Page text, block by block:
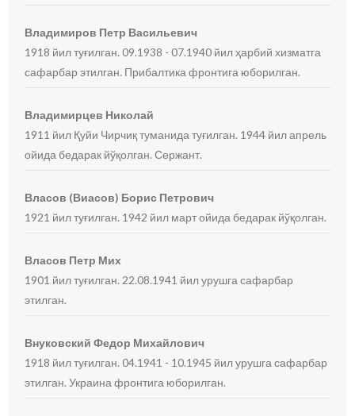
Владимиров Петр Васильевич
1918 йил туғилган. 09.1938 - 07.1940 йил ҳарбий хизматга
сафарбар этилган. Прибалтика фронтига юборилган.
Владимирцев Николай
1911 йил Қуйи Чирчиқ туманида туғилган. 1944 йил апрель
ойида бедарак йўқолган. Сержант.
Власов (Виасов) Борис Петрович
1921 йил туғилган. 1942 йил март ойида бедарак йўқолган.
Власов Петр Мих
1901 йил туғилган. 22.08.1941 йил урушга сафарбар
этилган.
Внуковский Федор Михайлович
1918 йил туғилган. 04.1941 - 10.1945 йил урушга сафарбар
этилган. Украина фронтига юборилган.